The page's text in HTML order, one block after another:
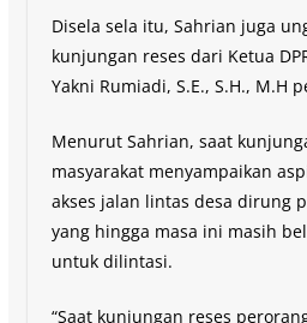
Disela sela itu, Sahrian juga
kunjungan reses dari Ketua
Yakni Rumiadi, S.E., S.H., M.H
Menurut Sahrian, saat
masyarakat menyampaikan
akses jalan lintas desa dirung
yang hingga masa ini masih
untuk dilintasi.
“Saat kunjungan reses